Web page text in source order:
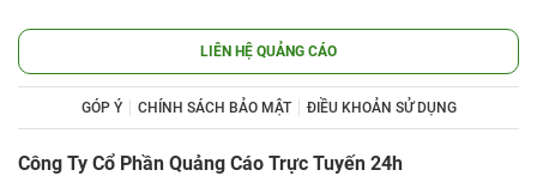
LIÊN HỆ QUẢNG CÁO
GÓP Ý CHÍNH SÁCH BẢO MẬT ĐIỀU KHOẢN SỬ DỤNG
Công Ty Cổ Phần Quảng Cáo Trực Tuyến 24h